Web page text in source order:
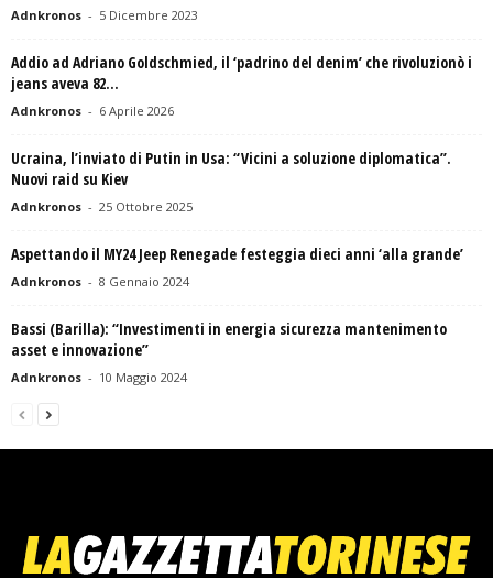
Adnkronos - 5 Dicembre 2023
Addio ad Adriano Goldschmied, il ‘padrino del denim’ che rivoluzionò i
jeans aveva 82...
Adnkronos - 6 Aprile 2026
Ucraina, l’inviato di Putin in Usa: “Vicini a soluzione diplomatica”.
Nuovi raid su Kiev
Adnkronos - 25 Ottobre 2025
Aspettando il MY24 Jeep Renegade festeggia dieci anni ‘alla grande’
Adnkronos - 8 Gennaio 2024
Bassi (Barilla): “Investimenti in energia sicurezza mantenimento
asset e innovazione”
Adnkronos - 10 Maggio 2024